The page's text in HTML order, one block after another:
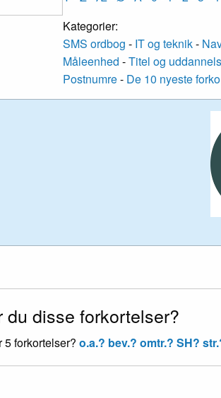
Kategorier:
SMS ordbog - IT og teknik-
Måleenhed -Titel og
Postnumre- De 10 nyeste
du disse forkortelser?
5 forkortelser? o.a.? bev.? omtr.? SH?